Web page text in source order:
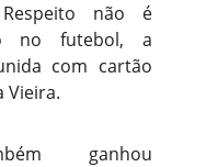
não é
no futebol, a
com cartão
Vieira.
ganhou